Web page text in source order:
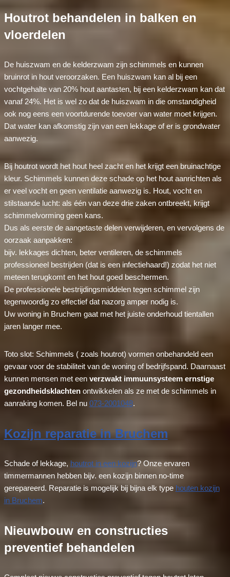
Houtrot behandelen in balken en
vloerdelen
De huiszwam en de kelderzwam zijn schimmels en kunnen
bruinrot in hout veroorzaken. Een huiszwam kan al bij een
vochtgehalte van 20% hout aantasten, bij een kelderzwam kan dat
vanaf 24%. Het is wel zo dat de huiszwam in die omstandigheid
ook nog eens een voortdurende toevoer van water moet krijgen.
Dat water kan afkomstig zijn van een lekkage of er is grondwater
aanwezig.
Bij houtrot wordt het hout heel zacht en het krijgt een bruinachtige
kleur. Schimmels kunnen deze schade op het hout aanrichten als
er veel vocht en geen ventilatie aanwezig is. Hout, vocht en
stilstaande lucht: als één van deze drie zaken ontbreekt, krijgt
schimmelvorming geen kans.
Dus als eerste de aangetaste delen verwijderen, en vervolgens de
oorzaak aanpakken:
bijv. lekkages dichten, beter ventileren, de schimmels
professioneel bestrijden (dat is een infectiehaard!) zodat het niet
meteen terugkomt en het hout goed beschermen.
De professionele bestrijdingsmiddelen tegen schimmel zijn
tegenwoordig zo effectief dat nazorg amper nodig is.
Uw woning in Bruchem gaat met het juiste onderhoud tientallen
jaren langer mee.
Toto slot: Schimmels ( zoals houtrot) vormen onbehandeld een
gevaar voor de stabiliteit van de woning of bedrijfspand. Daarnaast
kunnen mensen met een verzwakt immuunsysteem ernstige
gezondheidsklachten ontwikkelen als ze met de schimmels in
aanraking komen. Bel nu 073-2001048.
Kozijn reparatie in Bruchem
Schade of lekkage, houtrot in een kozijn? Onze ervaren
timmermannen hebben bijv. een kozijn binnen no-time
gerepareerd. Reparatie is mogelijk bij bijna elk type houten kozijn
in Bruchem.
Nieuwbouw en constructies
preventief behandelen